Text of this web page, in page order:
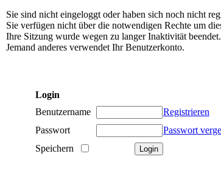
Sie sind nicht eingeloggt oder haben sich noch nicht
Sie verfügen nicht über die notwendigen Rechte um
Ihre Sitzung wurde wegen zu langer Inaktivität beendet.
Jemand anderes verwendet Ihr Benutzerkonto.
Login
Benutzername
Registrieren
Passwort
Passwort
Speichern